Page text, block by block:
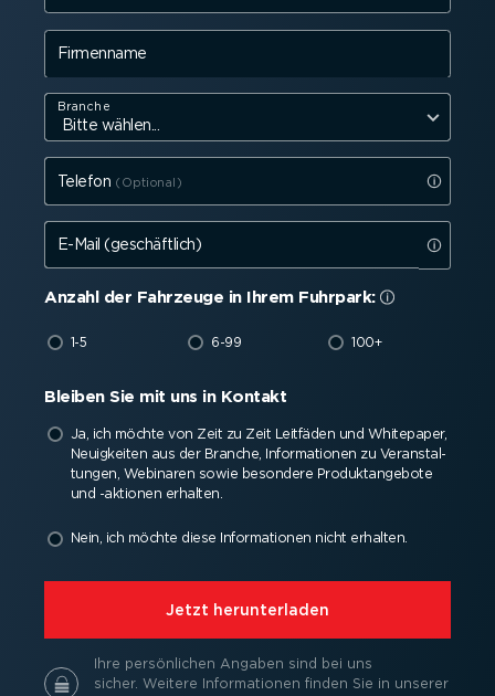
Firmenname
Branche
Telefon
E-Mail (geschäftlich)
Anzahl der Fahrzeuge in Ihrem Fuhrpark:
1-5 6-99 100+
Bleiben Sie mit uns in Kontakt
Ja, ich möchte von Zeit zu Zeit Leitfäden und Whitepaper,
Neuigkeiten aus der Branche, Infor­ma­tionen zu Veran­stal­
tungen, Webinaren sowie besondere Produkt­an­gebote
und -aktionen erhalten.
Nein, ich möchte diese Infor­ma­tionen nicht erhalten.
⁠Jetzt herun­ter­laden
Ihre persön­lichen Angaben sind bei uns
sicher. Weitere Infor­ma­tionen finden Sie in unserer